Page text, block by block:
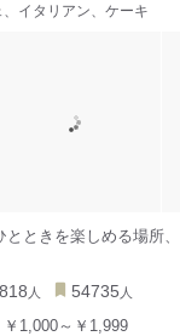
イタリアン、ケーキ
とときを楽しめる場所
818 人 54735 人
￥1,000～￥1,999